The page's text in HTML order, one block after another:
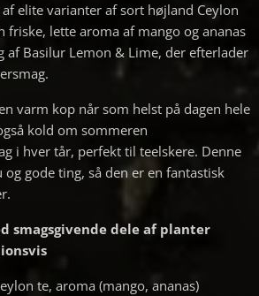
elite varianter af sort højland Ceylon
friske, lette aroma af mango og ananas
af Basilur Lemon & Lime, der efterlader
varm kop når som helst på dagen hele
kold om sommeren
i hver tår, perfekt til teelskere. Denne
gode ting, så den er en fantastisk
smagsgivende dele af planter
te, aroma (mango, ananas)